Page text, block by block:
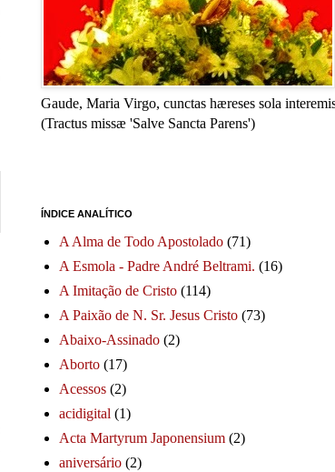
Gaude, Maria Virgo, cunctas hæreses sola
(Tractus missæ 'Salve Sancta Parens')
ÍNDICE ANALÍTICO
A Alma de Todo Apostolado (71)
A Esmola - Padre André Beltrami. (16)
A Imitação de Cristo (114)
A Paixão de N. Sr. Jesus Cristo (73)
Abaixo-Assinado (2)
Aborto (17)
Acessos (2)
acidigital (1)
Acta Martyrum Japonensium (2)
aniversário (2)